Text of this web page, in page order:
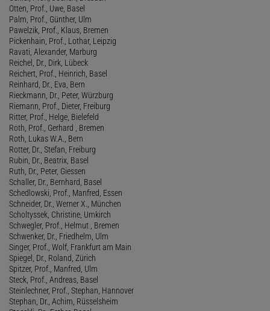
Otten, Prof., Uwe, Basel
Palm, Prof., Günther, Ulm
Pawelzik, Prof., Klaus, Bremen
Pickenhain, Prof., Lothar, Leipzig
Ravati, Alexander, Marburg
Reichel, Dr., Dirk, Lübeck
Reichert, Prof., Heinrich, Basel
Reinhard, Dr., Eva, Bern
Rieckmann, Dr., Peter, Würzburg
Riemann, Prof., Dieter, Freiburg
Ritter, Prof., Helge, Bielefeld
Roth, Prof., Gerhard , Bremen
Roth, Lukas W.A., Bern
Rotter, Dr., Stefan, Freiburg
Rubin, Dr., Beatrix, Basel
Ruth, Dr., Peter, Giessen
Schaller, Dr., Bernhard, Basel
Schedlowski, Prof., Manfred, Essen
Schneider, Dr., Werner X., München
Scholtyssek, Christine, Umkirch
Schwegler, Prof., Helmut , Bremen
Schwenker, Dr., Friedhelm, Ulm
Singer, Prof., Wolf, Frankfurt am Main
Spiegel, Dr., Roland, Zürich
Spitzer, Prof., Manfred, Ulm
Steck, Prof., Andreas, Basel
Steinlechner, Prof., Stephan, Hannover
Stephan, Dr., Achim, Rüsselsheim